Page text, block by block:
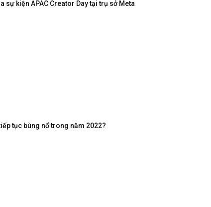
kiện APAC Creator Day tại trụ sở Meta
tục bùng nổ trong năm 2022?